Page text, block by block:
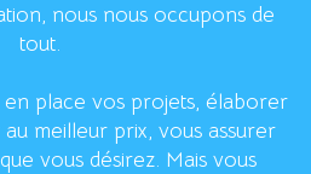
nous nous occupons de
tout.
en place vos projets, élaborer
meilleur prix, vous assurer
vous désirez. Mais vous